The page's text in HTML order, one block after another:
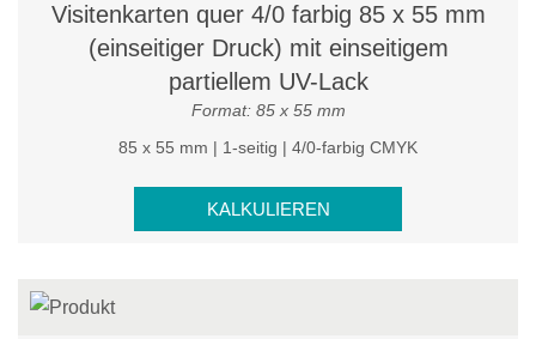
Visitenkarten quer 4/0 farbig 85 x 55 mm
(einseitiger Druck) mit einseitigem
partiellem UV-Lack
Format: 85 x 55 mm
85 x 55 mm | 1-seitig | 4/0-farbig CMYK
KALKULIEREN